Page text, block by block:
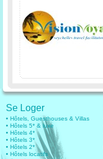
Se Loger
• Hôtels, Guesthouses & Villas
• Hôtels 5* & luxe
• Hôtels 4*
• Hôtels 3*
• Hôtels 2*
• Hôtels locatifs